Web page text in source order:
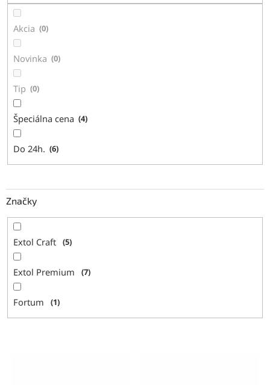
k
Akcia 0
Novinka 0
Tip 0
Špeciálna cena 4
Do 24h. 6
Značky
Extol Craft 5
Extol Premium 7
Fortum 1